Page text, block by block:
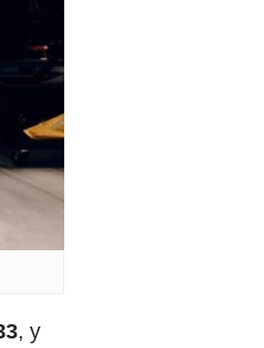
, y